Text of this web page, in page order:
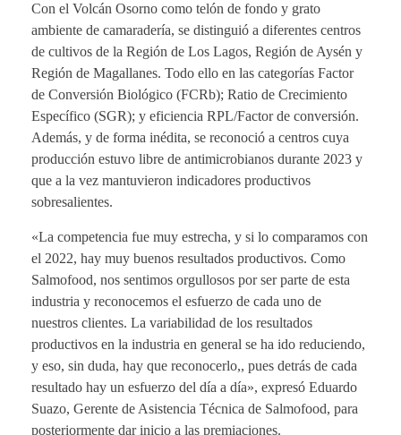
Con el Volcán Osorno como telón de fondo y grato
ambiente de camaradería, se distinguió a diferentes centros
de cultivos de la Región de Los Lagos, Región de Aysén y
Región de Magallanes. Todo ello en las categorías Factor
de Conversión Biológico (FCRb); Ratio de Crecimiento
Específico (SGR); y eficiencia RPL/Factor de conversión.
Además, y de forma inédita, se reconoció a centros cuya
producción estuvo libre de antimicrobianos durante 2023 y
que a la vez mantuvieron indicadores productivos
sobresalientes.
«La competencia fue muy estrecha, y si lo comparamos con
el 2022, hay muy buenos resultados productivos. Como
Salmofood, nos sentimos orgullosos por ser parte de esta
industria y reconocemos el esfuerzo de cada uno de
nuestros clientes. La variabilidad de los resultados
productivos en la industria en general se ha ido reduciendo,
y eso, sin duda, hay que reconocerlo,, pues detrás de cada
resultado hay un esfuerzo del día a día», expresó Eduardo
Suazo, Gerente de Asistencia Técnica de Salmofood, para
posteriormente dar inicio a las premiaciones.